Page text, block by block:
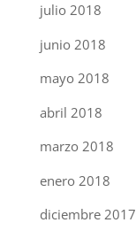
julio 2018
junio 2018
mayo 2018
abril 2018
marzo 2018
enero 2018
diciembre 2017